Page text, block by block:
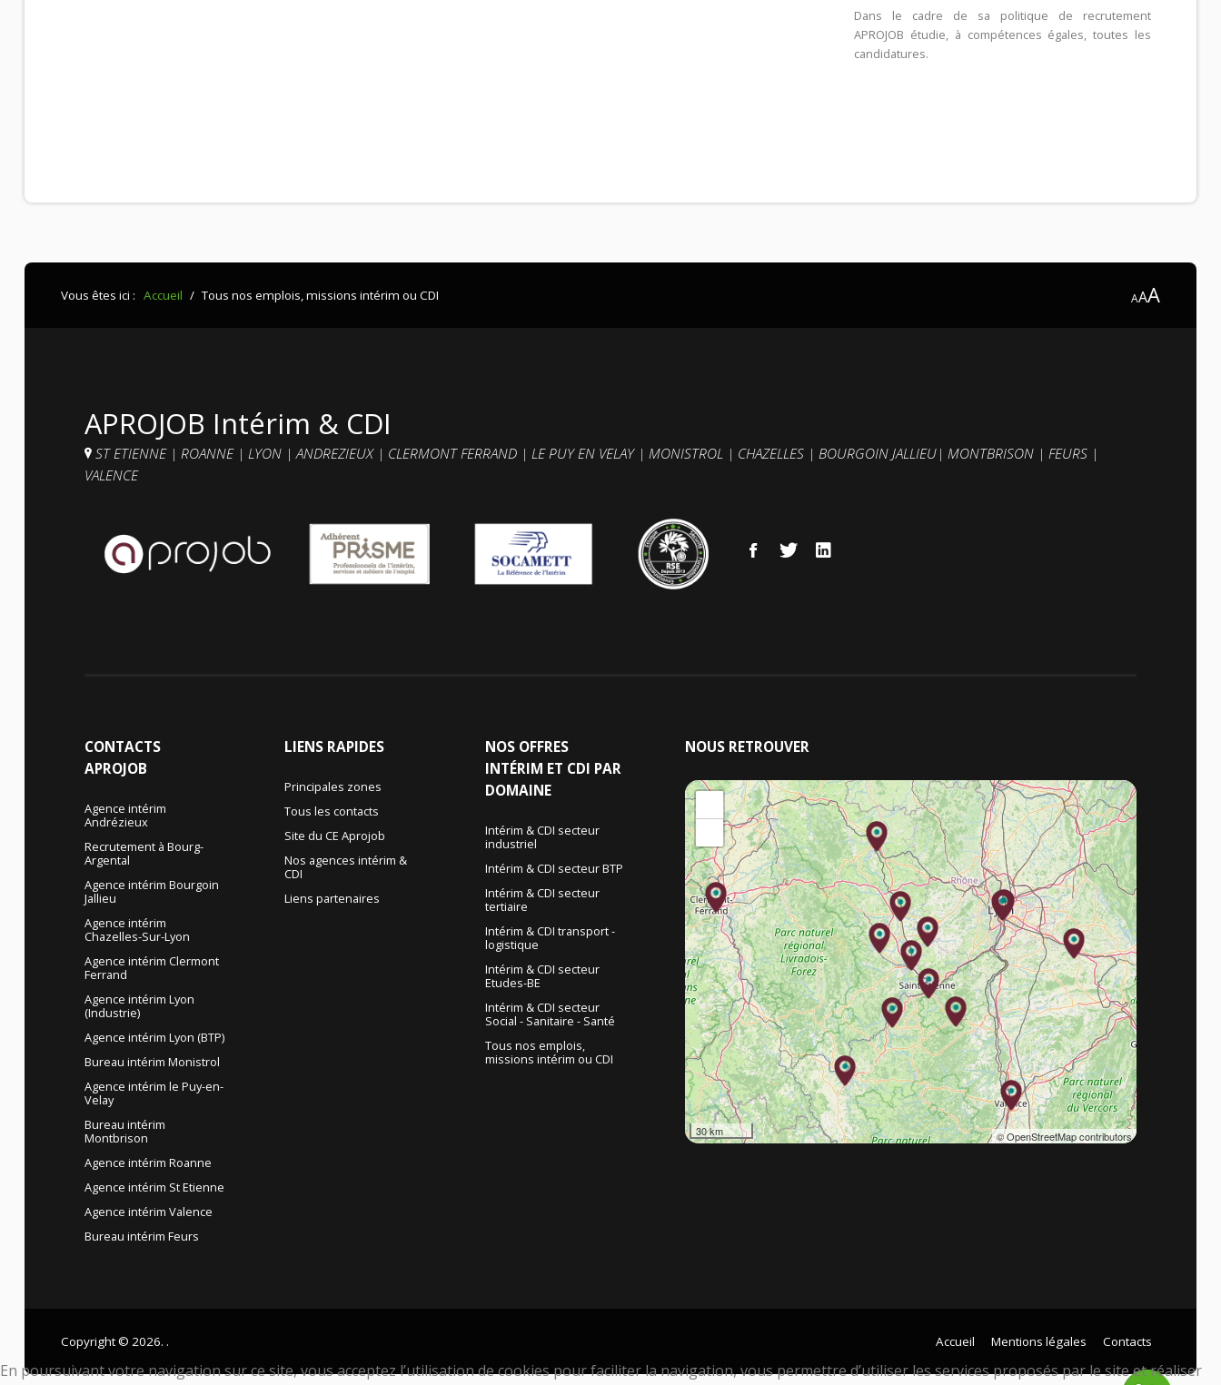
Dans le cadre de sa politique de recrutement
APROJOB étudie, à compétences égales, toutes les
candidatures.
AAA
Vous êtes ici : Accueil / Tous nos emplois, missions intérim ou CDI
APROJOB Intérim & CDI
ST ETIENNE| ROANNE | LYON |ANDREZIEUX | CLERMONT FERRAND | LE PUY EN VELAY| MONISTROL | CHAZELLES | BOURGOIN JALLIEU| MONTBRISON | FEURS|
VALENCE
CONTACTS
APROJOB
Agence intérim
Andrézieux
Recrutement à Bourg-
Argental
Agence intérim Bourgoin
Jallieu
Agence intérim
Chazelles-Sur-Lyon
Agence intérim Clermont
Ferrand
Agence intérim Lyon
(Industrie)
Agence intérim Lyon (BTP)
Bureau intérim Monistrol
Agence intérim le Puy-en-
Velay
Bureau intérim
Montbrison
Agence intérim Roanne
Agence intérim St Etienne
Agence intérim Valence
Bureau intérim Feurs
LIENS RAPIDES
Principales zones
Tous les contacts
Site du CE Aprojob
Nos agences intérim &
CDI
Liens partenaires
NOS OFFRES
INTÉRIM ET CDI PAR
DOMAINE
Intérim & CDI secteur
industriel
Intérim & CDI secteur BTP
Intérim & CDI secteur
tertiaire
Intérim & CDI transport -
logistique
Intérim & CDI secteur
Etudes-BE
Intérim & CDI secteur
Social - Sanitaire - Santé
Tous nos emplois,
missions intérim ou CDI
NOUS RETROUVER
30 km © OpenStreetMap contributors
Copyright © 2026. . Accueil Mentions légales Contacts
En poursuivant votre navigation sur ce site, vous acceptez l’utilisation de cookies pour faciliter la navigation, vous permettre d’utiliser les services proposés par le site et réaliser